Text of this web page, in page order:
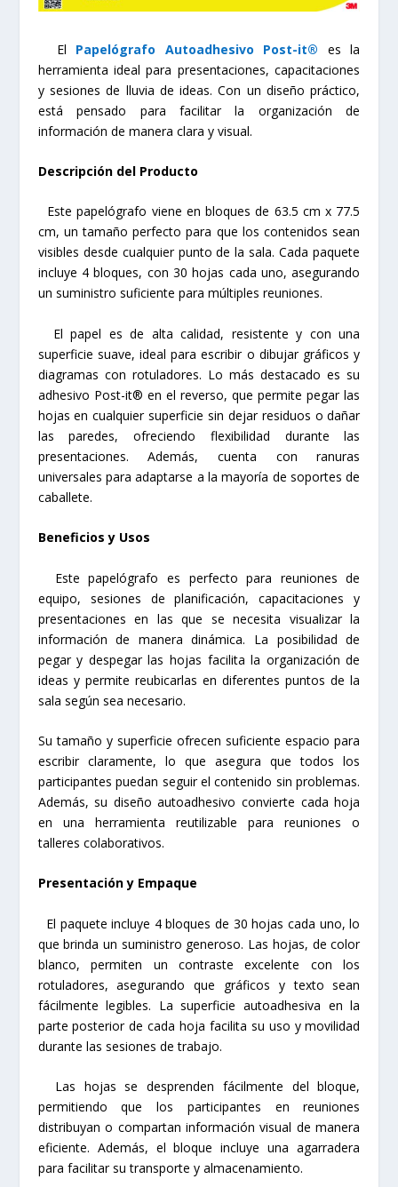
El Papelógrafo Autoadhesivo Post-it® es la
herramienta ideal para presentaciones, capacitaciones
y sesiones de lluvia de ideas. Con un diseño práctico,
está pensado para facilitar la organización de
información de manera clara y visual.
Descripción del Producto
Este papelógrafo viene en bloques de 63.5 cm x 77.5
cm, un tamaño perfecto para que los contenidos sean
visibles desde cualquier punto de la sala. Cada paquete
incluye 4 bloques, con 30 hojas cada uno, asegurando
un suministro suficiente para múltiples reuniones.
El papel es de alta calidad, resistente y con una
superficie suave, ideal para escribir o dibujar gráficos y
diagramas con rotuladores. Lo más destacado es su
adhesivo Post-it® en el reverso, que permite pegar las
hojas en cualquier superficie sin dejar residuos o dañar
las paredes, ofreciendo flexibilidad durante las
presentaciones. Además, cuenta con ranuras
universales para adaptarse a la mayoría de soportes de
caballete.
Beneficios y Usos
Este papelógrafo es perfecto para reuniones de
equipo, sesiones de planificación, capacitaciones y
presentaciones en las que se necesita visualizar la
información de manera dinámica. La posibilidad de
pegar y despegar las hojas facilita la organización de
ideas y permite reubicarlas en diferentes puntos de la
sala según sea necesario.
Su tamaño y superficie ofrecen suficiente espacio para
escribir claramente, lo que asegura que todos los
participantes puedan seguir el contenido sin problemas.
Además, su diseño autoadhesivo convierte cada hoja
en una herramienta reutilizable para reuniones o
talleres colaborativos.
Presentación y Empaque
El paquete incluye 4 bloques de 30 hojas cada uno, lo
que brinda un suministro generoso. Las hojas, de color
blanco, permiten un contraste excelente con los
rotuladores, asegurando que gráficos y texto sean
fácilmente legibles. La superficie autoadhesiva en la
parte posterior de cada hoja facilita su uso y movilidad
durante las sesiones de trabajo.
Las hojas se desprenden fácilmente del bloque,
permitiendo que los participantes en reuniones
distribuyan o compartan información visual de manera
eficiente. Además, el bloque incluye una agarradera
para facilitar su transporte y almacenamiento.